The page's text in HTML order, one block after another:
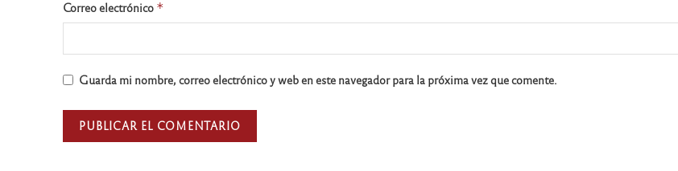
Correo electrónico *
Guarda mi nombre, correo electrónico y web en este navegador para la próxima vez que comente.